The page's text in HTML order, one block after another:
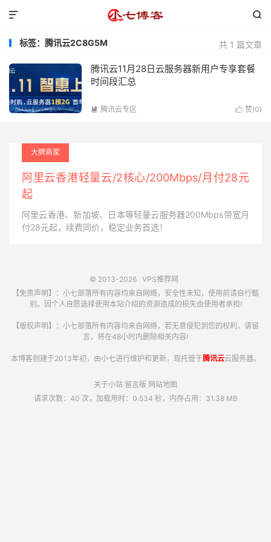


共 1 篇文章
标签：腾讯云2C8G5M
腾讯云11月28日云服务器新用户专享套餐
时间段汇总
 赞(0)
 腾讯云专区
大牌商家
阿里云香港轻量云/2核心/200Mbps/月付28元
起
阿里云香港、新加坡、日本等轻量云服务器200Mbps带宽月
付28元起，续费同价，稳定业务首选！
© 2013-2026 VPS推荐网
【免责声明】：小七部落所有内容均来自网络，安全性未知，使用前请自行甄
别。因个人自愿选择使用本站介绍的资源造成的损失由使用者承担!
【版权声明】：小七部落所有内容均来自网络，若无意侵犯到您的权利，请留
言，将在48小时内删除相关内容!
本博客创建于2013年初，由小七进行维护和更新，现托管于腾讯云云服务器。
关于小站 留言版 网站地图
请求次数：40 次，加载用时：0.534 秒，内存占用：31.38 MB